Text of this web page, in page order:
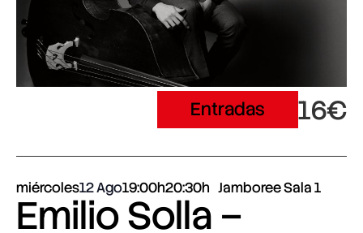
Entradas 16€
miércoles12 Ago19:00h20:30h Jamboree Sala 1
Emilio Solla –